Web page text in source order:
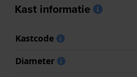
Kast informatie
Kastcode
Diameter